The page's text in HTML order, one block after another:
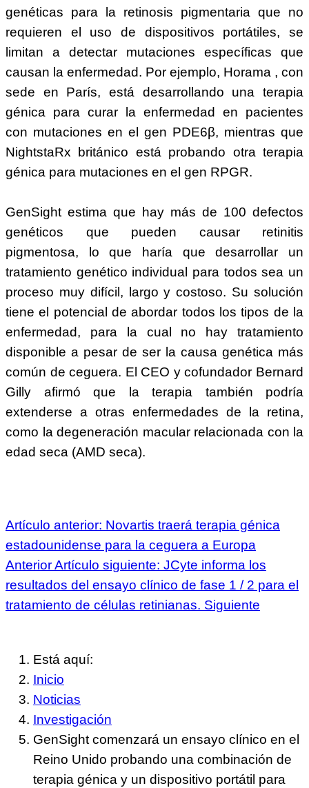
genéticas para la retinosis pigmentaria que no
requieren el uso de dispositivos portátiles, se
limitan a detectar mutaciones específicas que
causan la enfermedad. Por ejemplo, Horama , con
sede en París, está desarrollando una terapia
génica para curar la enfermedad en pacientes
con mutaciones en el gen PDE6β, mientras que
NightstaRx británico está probando otra terapia
génica para mutaciones en el gen RPGR.
GenSight estima que hay más de 100 defectos
genéticos que pueden causar retinitis
pigmentosa, lo que haría que desarrollar un
tratamiento genético individual para todos sea un
proceso muy difícil, largo y costoso. Su solución
tiene el potencial de abordar todos los tipos de la
enfermedad, para la cual no hay tratamiento
disponible a pesar de ser la causa genética más
común de ceguera. El CEO y cofundador Bernard
Gilly afirmó que la terapia también podría
extenderse a otras enfermedades de la retina,
como la degeneración macular relacionada con la
edad seca (AMD seca).
Artículo anterior: Novartis traerá terapia génica
estadounidense para la ceguera a Europa
AnteriorArtículo siguiente: JCyte informa los
resultados del ensayo clínico de fase 1 / 2 para el
tratamiento de células retinianas. Siguiente
Está aquí:
Inicio
Noticias
Investigación
GenSight comenzará un ensayo clínico en el
Reino Unido probando una combinación de
terapia génica y un dispositivo portátil para